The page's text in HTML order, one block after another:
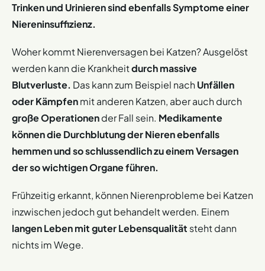
Trinken und Urinieren sind ebenfalls Symptome einer
Niereninsuffizienz.
Woher kommt Nierenversagen bei Katzen? Ausgelöst
werden kann die Krankheitdurch massive
Blutverluste. Das kann zum Beispiel nachUnfällen
oder Kämpfenmit anderen Katzen, aber auch durch
große Operationender Fall sein. Medikamente
können die Durchblutung der Nieren ebenfalls
hemmen und so schlussendlich zu einem Versagen
der so wichtigen Organe führen.
Frühzeitig erkannt, können Nierenprobleme bei Katzen
inzwischen jedoch gut behandelt werden. Einem
langen Leben mit guter Lebensqualität steht dann
nichts im Wege.